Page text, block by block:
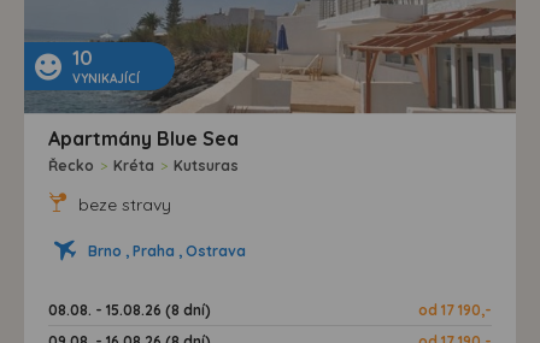
10
VYNIKAJÍCÍ
Apartmány Blue Sea
Řecko > Kréta > Kutsuras
beze stravy
Brno , Praha , Ostrava
08.08. - 15.08.26 (8 dní)
od 17 190,-